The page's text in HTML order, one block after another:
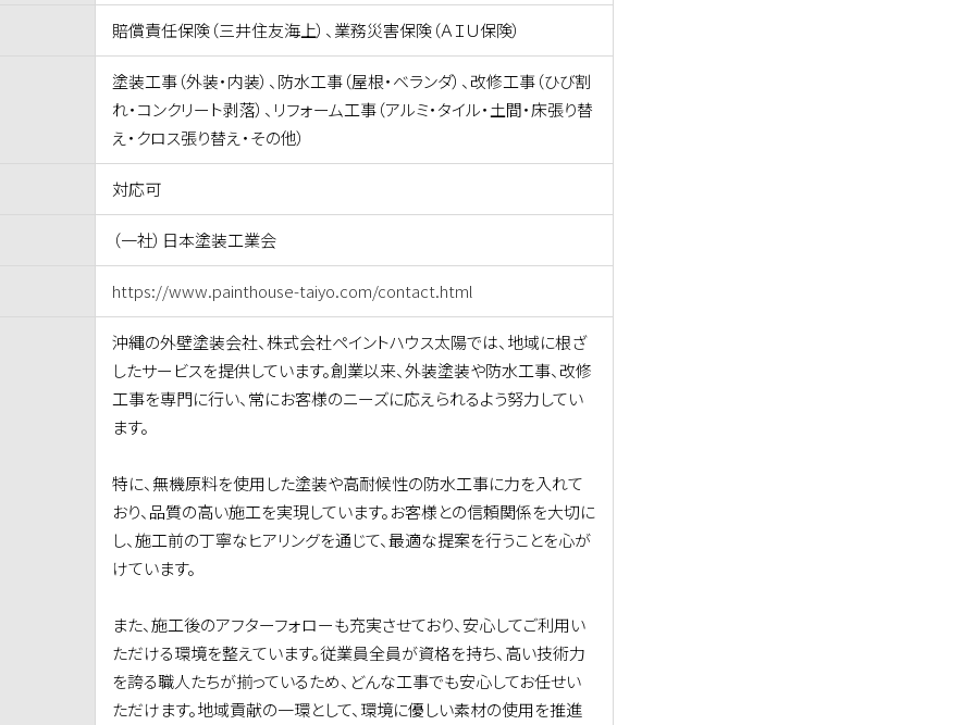
賠償責任保険（三井住友海上）、業務災害保険（ＡＩＵ保険）
塗装工事（外装・内装）、防水工事（屋根・ベランダ）、改修工事（ひび割
れ・コンクリート剥落）、リフォーム工事（アルミ・タイル・土間・床張り替
え・クロス張り替え・その他）
対応可
（一社）日本塗装工業会
https://www.painthouse-taiyo.com/contact.html
沖縄の外壁塗装会社、株式会社ペイントハウス太陽では、地域に根ざ
したサービスを提供しています。創業以来、外装塗装や防水工事、改修
工事を専門に行い、常にお客様のニーズに応えられるよう努力してい
ます。
特に、無機原料を使用した塗装や高耐候性の防水工事に力を入れて
おり、品質の高い施工を実現しています。お客様との信頼関係を大切に
し、施工前の丁寧なヒアリングを通じて、最適な提案を行うことを心が
けています。
また、施工後のアフターフォローも充実させており、安心してご利用い
ただける環境を整えています。従業員全員が資格を持ち、高い技術力
を誇る職人たちが揃っているため、どんな工事でも安心してお任せい
ただけます。地域貢献の一環として、環境に優しい素材の使用を推進